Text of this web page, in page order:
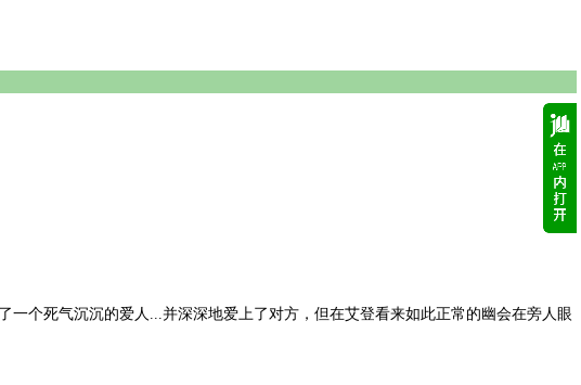
个死气沉沉的爱人...并深深地爱上了对方，但在艾登看来如此正常的幽会在旁人眼